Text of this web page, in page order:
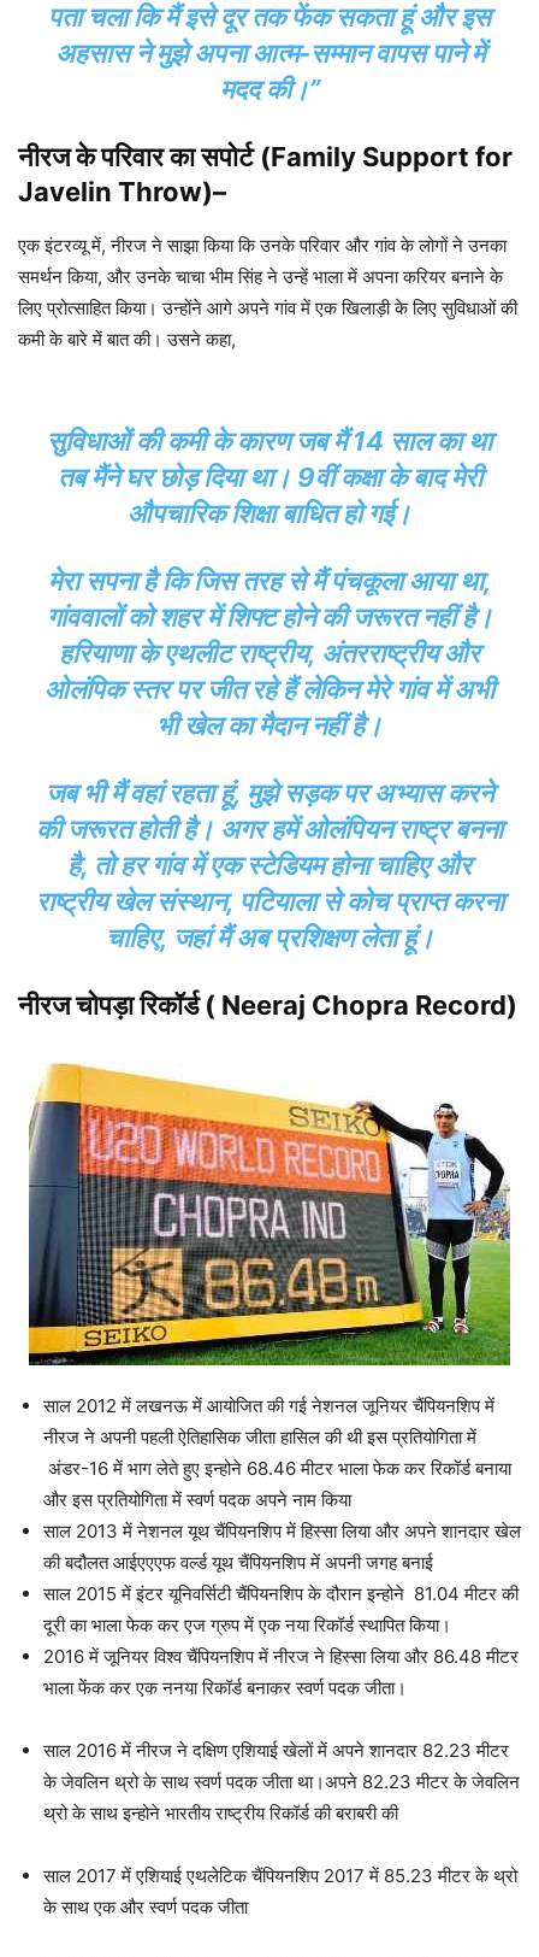
पता चला कि मैं इसे दूर तक फेंक सकता हूं और इस
अहसास ने मुझे अपना आत्म-सम्मान वापस पाने में
मदद की।”
नीरज के परिवार का सपोर्ट (Family Support for
Javelin Throw)–
एक इंटरव्यू में, नीरज ने साझा किया कि उनके परिवार और गांव के लोगों ने उनका
समर्थन किया, और उनके चाचा भीम सिंह ने उन्हें भाला में अपना करियर बनाने के
लिए प्रोत्साहित किया। उन्होंने आगे अपने गांव में एक खिलाड़ी के लिए सुविधाओं की
कमी के बारे में बात की। उसने कहा,
सुविधाओं की कमी के कारण जब मैं 14 साल का था
तब मैंने घर छोड़ दिया था। 9वीं कक्षा के बाद मेरी
औपचारिक शिक्षा बाधित हो गई।
मेरा सपना है कि जिस तरह से मैं पंचकूला आया था,
गांववालों को शहर में शिफ्ट होने की जरूरत नहीं है।
हरियाणा के एथलीट राष्ट्रीय, अंतरराष्ट्रीय और
ओलंपिक स्तर पर जीत रहे हैं लेकिन मेरे गांव में अभी
भी खेल का मैदान नहीं है।
जब भी मैं वहां रहता हूं, मुझे सड़क पर अभ्यास करने
की जरूरत होती है। अगर हमें ओलंपियन राष्ट्र बनना
है, तो हर गांव में एक स्टेडियम होना चाहिए और
राष्ट्रीय खेल संस्थान, पटियाला से कोच प्राप्त करना
चाहिए, जहां मैं अब प्रशिक्षण लेता हूं।
नीरज चोपड़ा रिकॉर्ड ( Neeraj Chopra Record)
साल 2012 में लखनऊ में आयोजित की गई नेशनल जूनियर चैंपियनशिप में
नीरज ने अपनी पहली ऐतिहासिक जीता हासिल की थी इस प्रतियोगिता में
अंडर-16 में भाग लेते हुए इन्होने 68.46 मीटर भाला फेक कर रिकॉर्ड बनाया
और इस प्रतियोगिता में स्वर्ण पदक अपने नाम किया
साल 2013 में नेशनल यूथ चैंपियनशिप में हिस्सा लिया और अपने शानदार खेल
की बदौलत आईएएएफ वर्ल्ड यूथ चैंपियनशिप में अपनी जगह बनाई
साल 2015 में इंटर यूनिवर्सिटी चैंपियनशिप के दौरान इन्होने 81.04 मीटर की
दूरी का भाला फेक कर एज ग्रुप में एक नया रिकॉर्ड स्थापित किया।
2016 में जूनियर विश्व चैंपियनशिप में नीरज ने हिस्सा लिया और 86.48 मीटर
भाला फेंक कर एक ननया रिकॉर्ड बनाकर स्वर्ण पदक जीता।
साल 2016 में नीरज ने दक्षिण एशियाई खेलों में अपने शानदार 82.23 मीटर
के जेवलिन थ्रो के साथ स्वर्ण पदक जीता था।अपने 82.23 मीटर के जेवलिन
थ्रो के साथ इन्होने भारतीय राष्ट्रीय रिकॉर्ड की बराबरी की
साल 2017 में एशियाई एथलेटिक चैंपियनशिप 2017 में 85.23 मीटर के थ्रो
के साथ एक और स्वर्ण पदक जीता